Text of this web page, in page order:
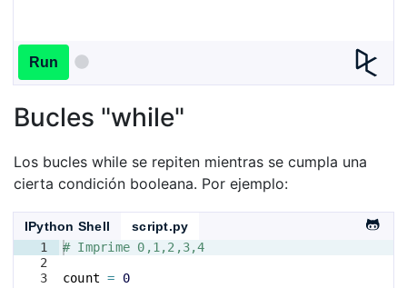
Run
Bucles "while"
Los bucles while se repiten mientras se cumpla una
cierta condición booleana. Por ejemplo:
IPython Shell
script.py
1
2
3
# Imprime 0,1,2,3,4
count =
0